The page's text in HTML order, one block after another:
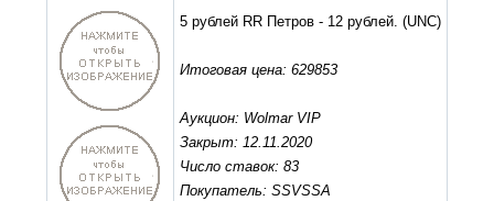
5 рублей RR Петров - 12 рублей. (UNC)
Итоговая цена: 629853
Аукцион: Wolmar VIP
Закрыт: 12.11.2020
Число ставок: 83
Покупатель: SSVSSA